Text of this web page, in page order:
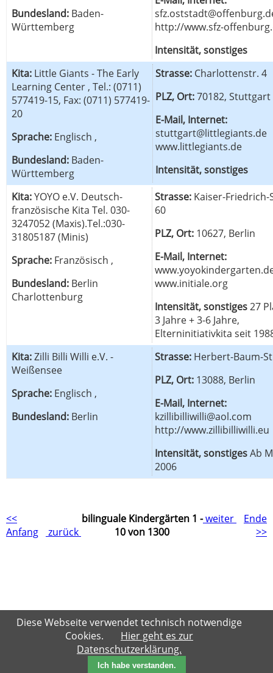
Bundesland: Baden-
Württemberg
http://www.sfz-
Intensität, sonstiges
Kita: Little Giants - The Early
Learning Center , Tel.: (0711)
577419-15, Fax: (0711) 577419-
20
Sprache: Englisch ,
Bundesland: Baden-
Württemberg
Strasse: Charlottenstr. 4
PLZ, Ort:70182, Stuttgart
E-Mail, Internet:
stuttgart@littlegiants.de
www.littlegiants.de
Intensität, sonstiges
Kita:YOYO e.V. Deutsch-
französische Kita Tel. 030-
3247052 (Maxis).Tel.:030-
31805187 (Minis)
Sprache: Französisch ,
Bundesland: Berlin
Charlottenburg
Strasse: Kaiser-Friedrich-
60
PLZ, Ort: 10627, Berlin
E-Mail, Internet:
www.initiale.org
Intensität, sonstiges27
3 Jahre + 3-6 Jahre,
Elterninitiativkita seit
Kita:Zilli Billi Willi e.V. -
Weißensee
Sprache: Englisch ,
Bundesland: Berlin
Strasse: Herbert-Baum-
PLZ, Ort: 13088, Berlin
E-Mail, Internet:
kzillibilliwilli@aol.com
http://www.zillibilliwilli.eu
Intensität, sonstigesAb
2006
<<
Anfang
zurück
bilinguale Kindergärten 1 -
10 von 1300
weiter
Ende
>>
Diese Webseite verwendet technisch notwendige
Cookies.
Hier geht es zur
Datenschutzerklärung.
Ich habe verstanden.